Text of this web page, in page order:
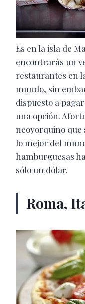
Es en la isla de
encontrarás un
restaurantes en
mundo, sin
dispuesto a
una opción.
neoyorquino que
lo mejor del
hamburguesas
sólo un dólar.
Roma,